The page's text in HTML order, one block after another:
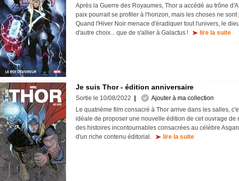
Après la Guerre des Royaumes, Thor a accédé au trône
paix pourrait se profiler à l'horizon, mais les choses ne
Quand l'Hiver Noir menace d'éradiquer tout l'univers, le
d'autre choix... que de s'allier à Galactus !
lire la suite
Je suis Thor - édition anniversaire
Sortie le 10/08/2022
Ajouter à ma collection
Le quatrième film consacré à Thor arrive dans les salles,
idéale de proposer une nouvelle édition de cet ouvrage de
des histoires incontournables consacrées au célèbre
d'un riche contenu éditorial.
lire la suite